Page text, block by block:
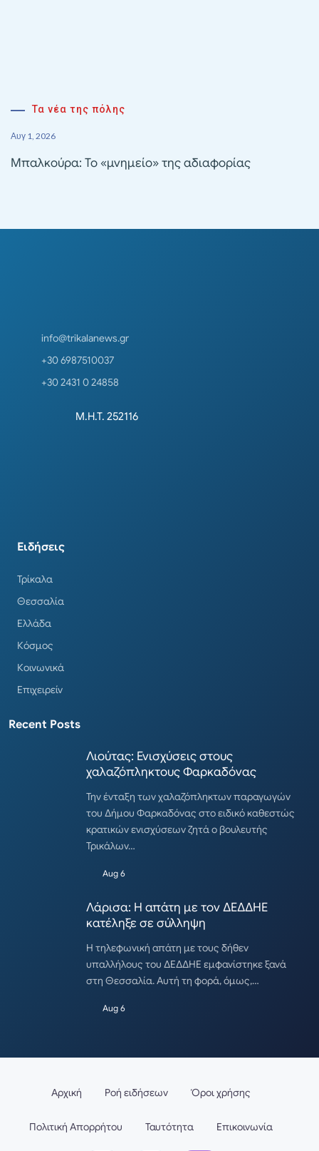
Τα νέα της πόλης
Αυγ 1, 2026
Μπαλκούρα: Το «μνημείο» της αδιαφορίας
info@trikalanews.gr
+30 6987510037
+30 2431 0 24858
Μ.Η.Τ. 252116
Ειδήσεις
Τρίκαλα
Θεσσαλία
Ελλάδα
Κόσμος
Κοινωνικά
Επιχειρείν
Recent Posts
Λιούτας: Ενισχύσεις στους
χαλαζόπληκτους Φαρκαδόνας
Την ένταξη των χαλαζόπληκτων παραγωγών
του Δήμου Φαρκαδόνας στο ειδικό καθεστώς
κρατικών ενισχύσεων ζητά ο βουλευτής
Τρικάλων…
Aug 6
Λάρισα: Η απάτη με τον ΔΕΔΔΗΕ
κατέληξε σε σύλληψη
Η τηλεφωνική απάτη με τους δήθεν
υπαλλήλους του ΔΕΔΔΗΕ εμφανίστηκε ξανά
στη Θεσσαλία. Αυτή τη φορά, όμως,…
Aug 6
Αρχική Ροή ειδήσεων Όροι χρήσης
Πολιτική Απορρήτου Ταυτότητα Επικοινωνία